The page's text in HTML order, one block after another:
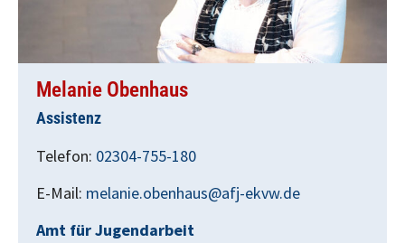
Melanie Obenhaus
Assistenz
Telefon: 02304-755-180
E-Mail: melanie.obenhaus@afj-ekvw.de
Amt für Jugendarbeit